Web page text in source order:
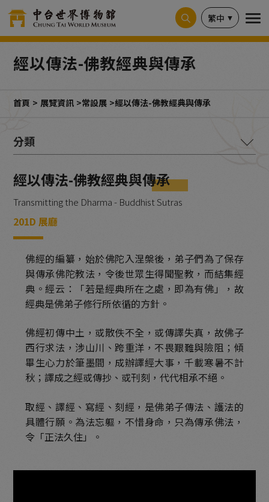
繁中
經以傳法-佛教經典與傳承
首頁 展覽資訊 常設展 經以傳法-佛教經典與傳承
古道遺韻-印度佛教造像
寶相莊嚴-歷代石刻造像
千載豐碑-造像碑與佛教碑拓
銘記寫真-古人的生命歷程
翔龍嘉蓮-青州模式造像
經以傳法-佛教經典與傳承
經以傳法-碑林石經
寶華供養-館藏珍品
古代禪堂情境
經以傳法-佛教經典與傳承
Transmitting the Dharma - Buddhist Sutras
201D 展廳
佛經的編纂，始於佛陀入涅槃後，弟子們為了保存
與傳承佛陀教法，令後世眾生得聞聖教，而結集經
典。經云：「若是經典所在之處，即為有佛」，故
經典是佛弟子修行所依循的方針。
佛經初傳中土，或散佚不全，或傳譯失真，故佛子
西行求法，涉山川、跨重洋，不畏艱難與險阻；傾
畢生心力於筆墨間，成辦譯經大事，千載寒暑不計
秋；譯成之經或傳抄、或刊刻，代代相承不絕。
取經、譯經、寫經、刻經，是佛弟子傳法、護法的
具體行願。為法忘軀，不惜身命，只為傳承佛法，
令「正法久住」。
Cookie管理面板